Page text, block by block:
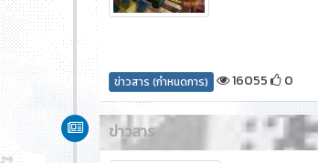
ข่าวสาร (กำหนดการ) 16055 0
ข่าวสาร